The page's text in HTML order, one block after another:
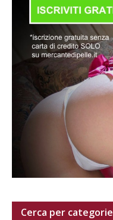
Cerca per categorie